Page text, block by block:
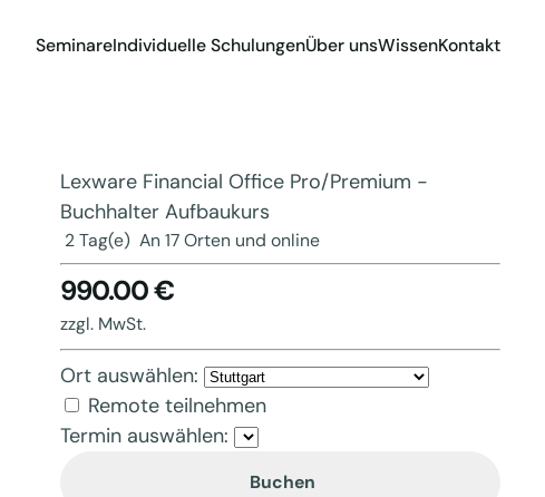
SeminareIndividuelle SchulungenÜber unsWissenKontakt
Lexware Financial Office Pro/Premium -
Buchhalter Aufbaukurs
2 Tag(e) An 17 Orten und online
990.00 €
zzgl. MwSt.
Ort auswählen:
Remote teilnehmen
Termin auswählen:
Buchen